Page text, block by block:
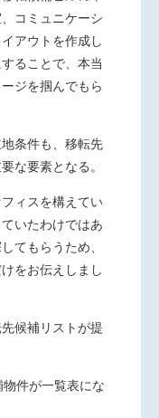
コミュニケーシ
アウトを作成し
ることで、本当
ジを掴んでもら
条件も、移転先
な要素となる。
ィスを構えてい
いたわけではあ
てもらうため、
をお伝えしまし
候補リストが提
件が一覧表にな